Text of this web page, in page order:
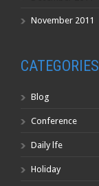
November 2011
CATEGORIES
Blog
Conference
Daily lfe
Holiday